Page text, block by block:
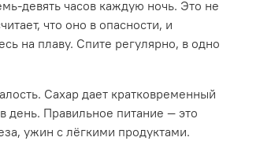
девять часов каждую ночь. Это не
что оно в опасности, и
на плаву. Спите регулярно, в одно
Сахар дает кратковременный
день. Правильное питание — это
ужин с лёгкими продуктами.